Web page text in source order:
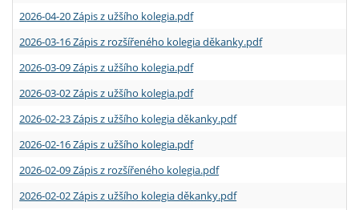
2026-04-20 Zápis z užšího kolegia.pdf
2026-03-16 Zápis z rozšířeného kolegia děkanky.pdf
2026-03-09 Zápis z užšího kolegia.pdf
2026-03-02 Zápis z užšího kolegia.pdf
2026-02-23 Zápis z užšího kolegia děkanky.pdf
2026-02-16 Zápis z užšího kolegia.pdf
2026-02-09 Zápis z rozšířeného kolegia.pdf
2026-02-02 Zápis z užšího kolegia děkanky.pdf